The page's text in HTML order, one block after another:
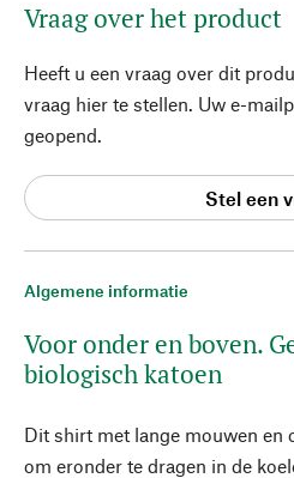
Algemene informatie
Voor onder en boven.
biologisch katoen
Dit shirt met lange mouwen en
om eronder te dragen in de
Vraag over het product
Heeft u een vraag over dit
vraag hier te stellen. Uw e-
geopend.
Stel een